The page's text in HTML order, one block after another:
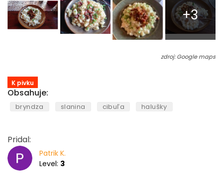
+3
zdroj: Google maps
K pivku
Obsahuje:
bryndza slanina cibuľa halušky
Pridal:
Patrik K.
Level: 3